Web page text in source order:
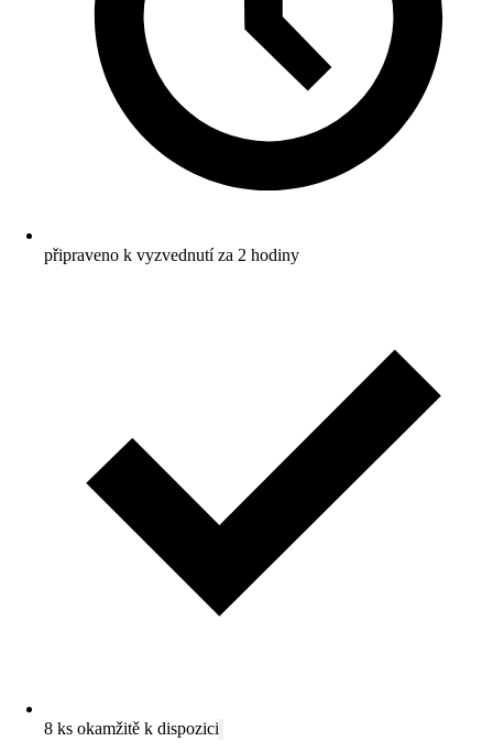
připraveno k vyzvednutí za 2 hodiny
8 ks okamžitě k dispozici